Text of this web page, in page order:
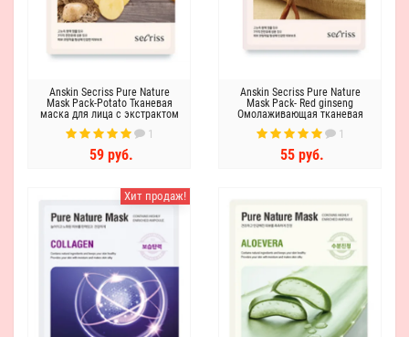
Anskin Secriss Pure Nature
Mask Pack-Potato Тканевая
маска для лица с экстрактом
картофеля
1
59 руб.
Anskin Secriss Pure Nature
Mask Pack- Red ginseng
Омолаживающая тканевая
маска для лица с красным
женьшенем
1
55 руб.
Хит продаж!